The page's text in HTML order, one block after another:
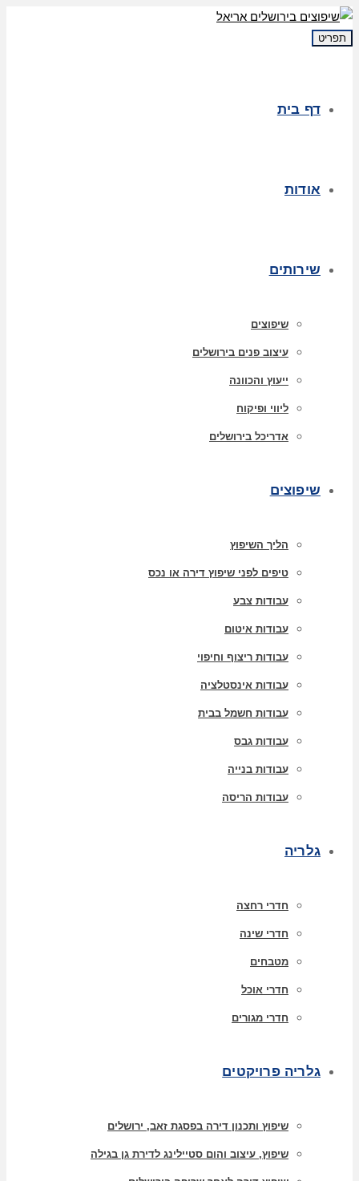
תפריט
דף בית
אודות
שירותים
שיפוצים
עיצוב פנים בירושלים
ייעוץ והכוונה
ליווי ופיקוח
אדריכל בירושלים
שיפוצים
הליך השיפוץ
טיפים לפני שיפוץ דירה או נכס
עבודות צבע
עבודות איטום
עבודות ריצוף וחיפוי
עבודות אינסטלציה
עבודות חשמל בבית
עבודות גבס
עבודות בנייה
עבודות הריסה
גלריה
חדרי רחצה
חדרי שינה
מטבחים
חדרי אוכל
חדרי מגורים
גלריה פרויקטים
שיפוץ ותכנון דירה בפסגת זאב, ירושלים
שיפוץ, עיצוב והום סטיילינג לדירת גן בגילה